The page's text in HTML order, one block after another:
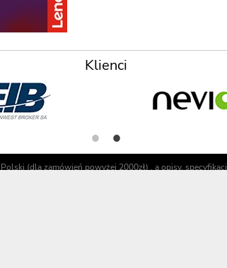
Klienci
(dla zamówień powyżej 2000zł) , a opisy,